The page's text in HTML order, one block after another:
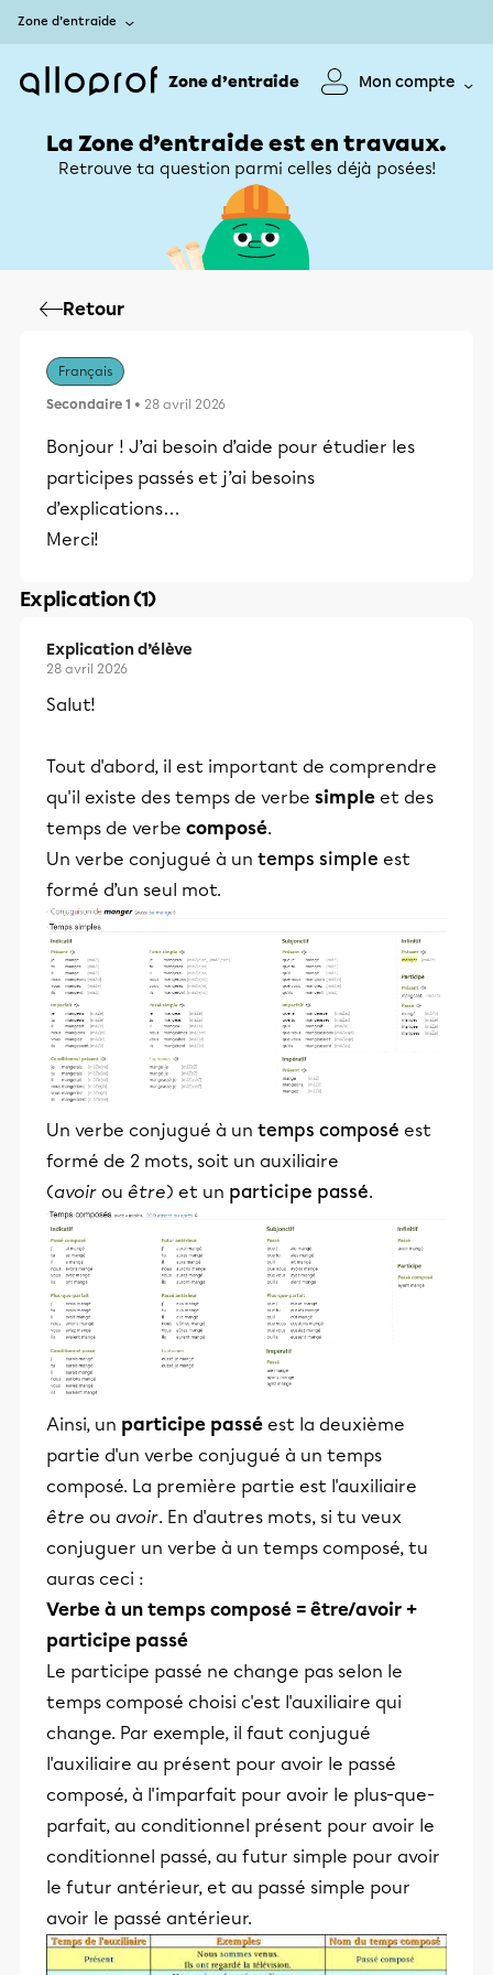
Zone d’entraide
Zone d’entraide Mon compte
La Zone d’entraide est en travaux.
Retrouve ta question parmi celles déjà posées!
Retour
Français
Secondaire 1 • 28 avril 2026
Bonjour ! J’ai besoin d’aide pour étudier les
participes passés et j’ai besoins
d’explications…
Merci!
Explication (1)
Explication d’élève
28 avril 2026
Salut!
Tout d'abord, il est important de comprendre
qu'il existe des temps de verbe simple et des
temps de verbe composé.
Un verbe conjugué à un temps simple est
formé d’un seul mot.
Un verbe conjugué à un temps composé est
formé de 2 mots, soit un auxiliaire
(avoir ou être) et un participe passé.
Ainsi, un participe passé est la deuxième
partie d'un verbe conjugué à un temps
composé. La première partie est l'auxiliaire
être ou avoir. En d'autres mots, si tu veux
conjuguer un verbe à un temps composé, tu
auras ceci :
Verbe à un temps composé = être/avoir +
participe passé
Le participe passé ne change pas selon le
temps composé choisi c'est l'auxiliaire qui
change. Par exemple, il faut conjugué
l'auxiliaire au présent pour avoir le passé
composé, à l'imparfait pour avoir le plus-que-
parfait, au conditionnel présent pour avoir le
conditionnel passé, au futur simple pour avoir
le futur antérieur, et au passé simple pour
avoir le passé antérieur.